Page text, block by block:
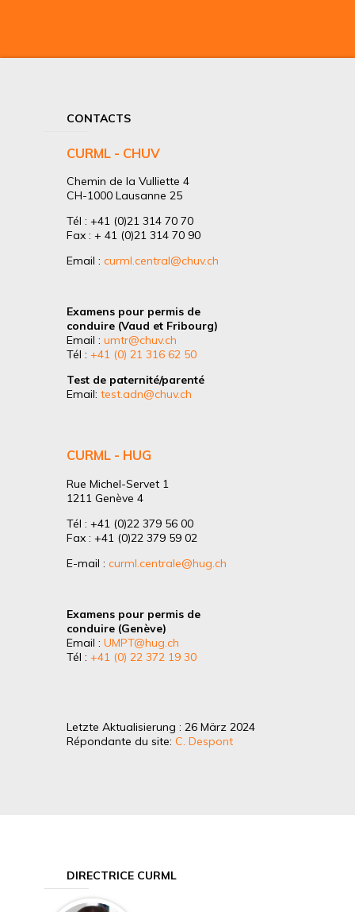
CONTACTS
CURML - CHUV
Chemin de la Vulliette 4
CH-1000 Lausanne 25
Tél : +41 (0)21 314 70 70
Fax : + 41 (0)21 314 70 90
Email : curml.central@chuv.ch
Examens pour permis de
conduire (Vaud et Fribourg)
Email : umtr@chuv.ch
Tél : +41 (0) 21 316 62 50
Test de paternité/parenté
Email: test.adn@chuv.ch
CURML - HUG
Rue Michel-Servet 1
1211 Genève 4
Tél : +41 (0)22 379 56 00
Fax : +41 (0)22 379 59 02
E-mail : curml.centrale@hug.ch
Examens pour permis de
conduire (Genève)
Email : UMPT@hug.ch
Tél : +41 (0) 22 372 19 30
Letzte Aktualisierung : 26 März 2024
Répondante du site: C. Despont
DIRECTRICE CURML